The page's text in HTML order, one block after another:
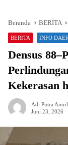
Beranda BERITA
BERITA INFO
Densus
Kekerasan
Adi Putra Amril
Juni 23, 2026